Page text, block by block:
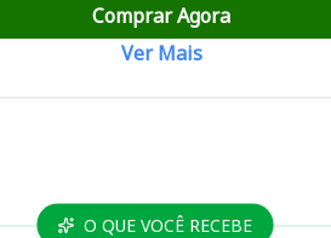
Comprar Agora
Ver Mais
O QUE VOCÊ RECEBE